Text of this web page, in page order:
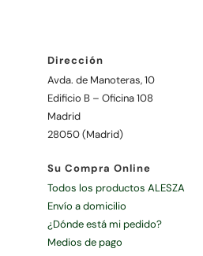
Dirección
Avda. de Manoteras, 10
Edificio B – Oficina 108
Madrid
28050 (Madrid)
Su Compra Online
Todos los productos ALESZA
Envío a domicilio
¿Dónde está mi pedido?
Medios de pago